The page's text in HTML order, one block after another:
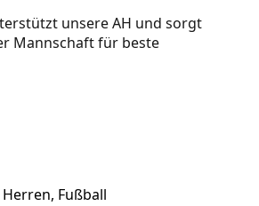
unsere AH und sorgt
Mannschaft für beste
Fußball